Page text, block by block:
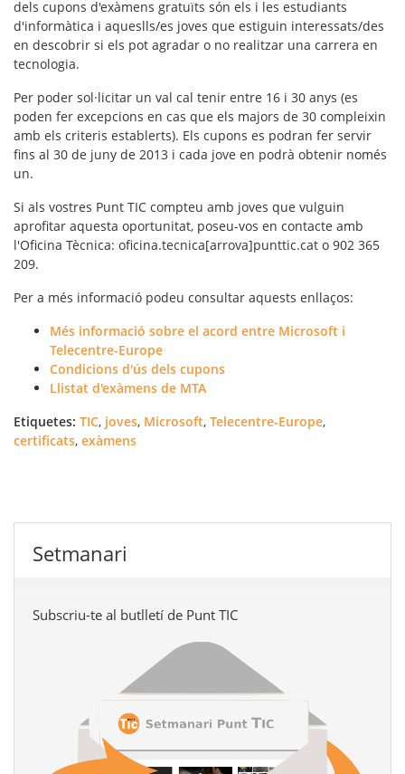
dels cupons d'exàmens gratuïts són els i les estudiants
d'informàtica i aqueslls/es joves que estiguin interessats/des
en descobrir si els pot agradar o no realitzar una carrera en
tecnologia.
Per poder sol·licitar un val cal tenir entre 16 i 30 anys (es
poden fer excepcions en cas que els majors de 30 compleixin
amb els criteris establerts). Els cupons es podran fer servir
fins al 30 de juny de 2013 i cada jove en podrà obtenir només
un.
Si als vostres Punt TIC compteu amb joves que vulguin
aprofitar aquesta oportunitat, poseu-vos en contacte amb
l'Oficina Tècnica: oficina.tecnica[arrova]punttic.cat o 902 365
209.
Per a més informació podeu consultar aquests enllaços:
Més informació sobre el acord entre Microsoft i
Telecentre-Europe
Condicions d'ús dels cupons
Llistat d'exàmens de MTA
Etiquetes: TIC, joves, Microsoft, Telecentre-Europe,
certificats, exàmens
Setmanari
Subscriu-te al butlletí de Punt TIC